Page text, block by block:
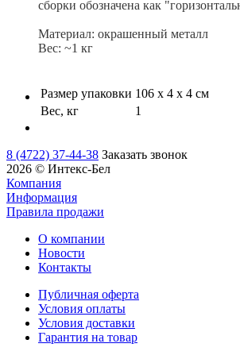
сборки обозначена как
Материал: окрашенный металл
Вес: ~1 кг
Размер упаковки 106 х 4 х 4 см
Вес, кг
1
8 (4722) 37-44-38 Заказать звонок
2026 © Интекс-Бел
Компания
Информация
Правила продажи
О компании
Новости
Контакты
Публичная оферта
Условия оплаты
Условия доставки
Гарантия на товар